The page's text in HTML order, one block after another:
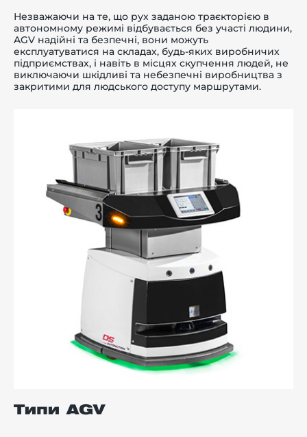
Незважаючи на те, що рух заданою траєкторією в
автономному режимі відбувається без участі людини,
AGV надійні та безпечні, вони можуть
експлуатуватися на складах, будь-яких виробничих
підприємствах, і навіть в місцях скупчення людей, не
виключаючи шкідливі та небезпечні виробництва з
закритими для людського доступу маршрутами.
Типи AGV